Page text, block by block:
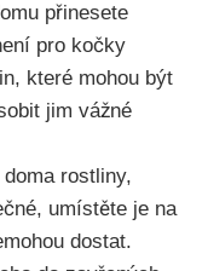
přinesete
pro kočky
které mohou být
jim vážné
rostliny,
umístěte je na
dostat.